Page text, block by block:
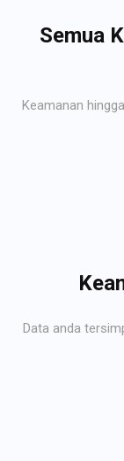
Semua
Keamanan
Data anda